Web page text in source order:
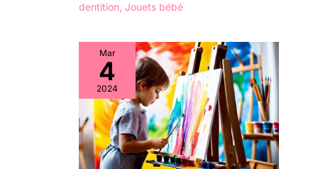
dentition Jouets bébé
Mar
4
2024